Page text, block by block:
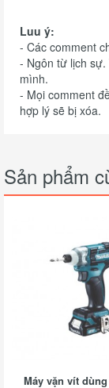
Luu ý:
- Các comment
- Ngôn từ lịch
mình.
- Mọi comment
hợp lý sẽ bị xóa.
Sản phẩm
Máy vặn vít